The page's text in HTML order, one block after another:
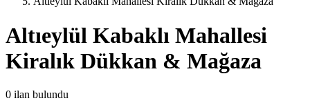
Altıeylül Kabaklı Mahallesi
Kiralık Dükkan & Mağaza
0 ilan bulundu